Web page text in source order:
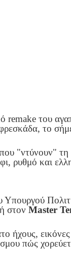
remake του
το
"ντύνουν"
ρυθμό και
Υπουργού
στον Master
ήχους,
πώς